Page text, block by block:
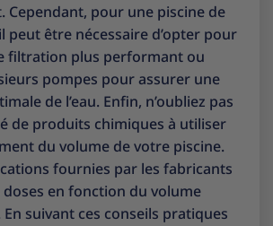
Cependant, pour une piscine de
peut être nécessaire d’opter pour
filtration plus performant ou
pompes pour assurer une
de l’eau. Enfin, n’oubliez pas
de produits chimiques à utiliser
du volume de votre piscine.
fournies par les fabricants
doses en fonction du volume
En suivant ces conseils pratiques